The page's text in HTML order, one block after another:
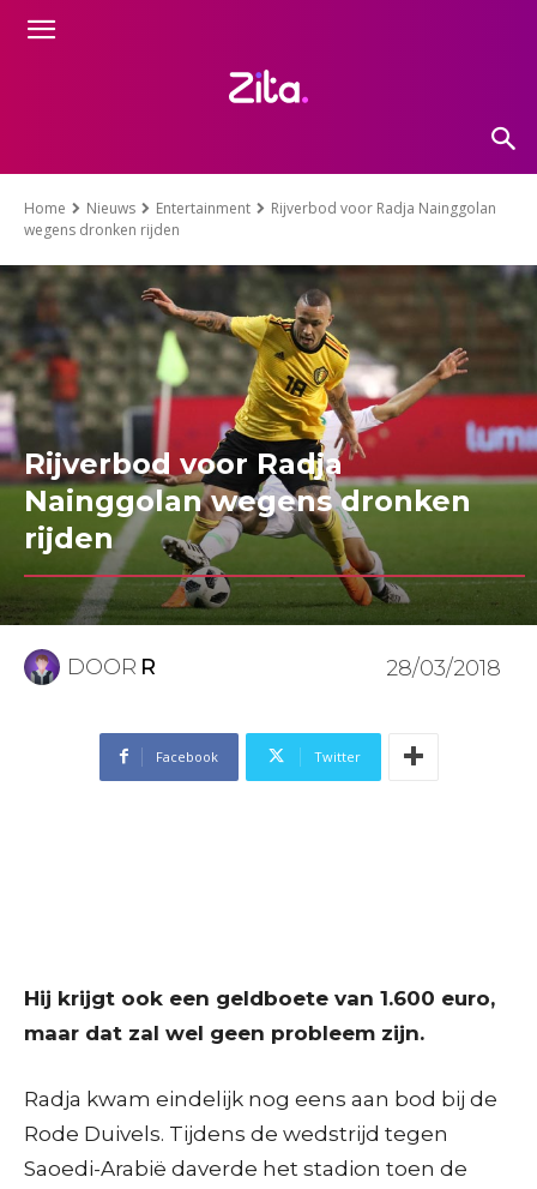
Home Nieuws Entertainment
Rijverbod voor Radja Nainggolan
wegens dronken rijden
Rijverbod voor Radja
Nainggolan wegens dronken
rijden
DOOR R 28/03/2018
Facebook Twitter
Hij krijgt ook een geldboete van 1.600 euro,
maar dat zal wel geen probleem zijn.
Radja kwam eindelijk nog eens aan bod bij de
Rode Duivels. Tijdens de wedstrijd tegen
Saoedi-Arabië daverde het stadion toen de